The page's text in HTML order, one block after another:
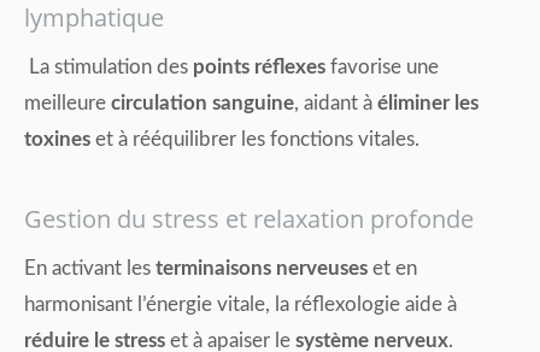
lymphatique
La stimulation des points réflexes favorise une
meilleure circulation sanguine, aidant à éliminer les
toxines et à rééquilibrer les fonctions vitales.
Gestion du stress et relaxation profonde
En activant les terminaisons nerveuses et en
harmonisant l’énergie vitale, la réflexologie aide à
réduire le stress et à apaiser le système nerveux.